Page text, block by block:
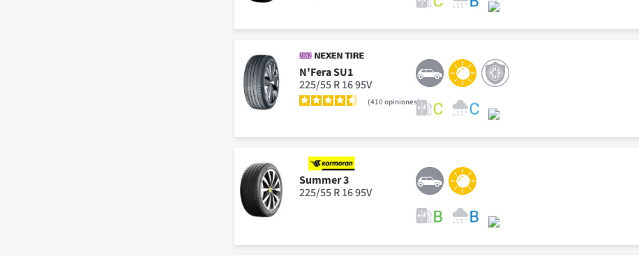
N'Fera SU1
225/55 R 16 95V
410opiniones
Summer 3
225/55 R 16 95V